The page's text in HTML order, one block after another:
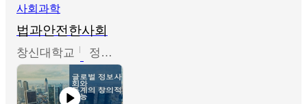
사회과학
법과안전한사회
창신대학교 정연균